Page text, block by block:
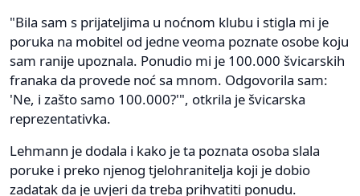
"Bila sam s prijateljima u noćnom klubu i stigla mi je
poruka na mobitel od jedne veoma poznate osobe koju
sam ranije upoznala. Ponudio mi je 100.000 švicarskih
franaka da provede noć sa mnom. Odgovorila sam:
'Ne, i zašto samo 100.000?'", otkrila je švicarska
reprezentativka.
Lehmann je dodala i kako je ta poznata osoba slala
poruke i preko njenog tjelohranitelja koji je dobio
zadatak da je uvjeri da treba prihvatiti ponudu.